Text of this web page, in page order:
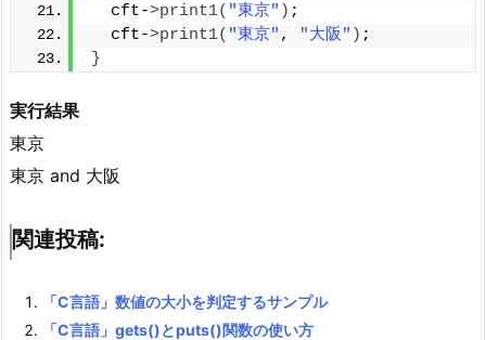
  cft-
>print1( "東京" ) ;
  cft-
>print1( "東京" , "大阪" ) ;
}
実行結果
東京
東京 and 大阪
関連投稿:
「C言語」数値の大小を判定するサンプル
「C言語」gets()とputs()関数の使い方